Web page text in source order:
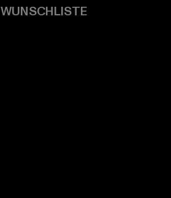
WUNSCHLISTE